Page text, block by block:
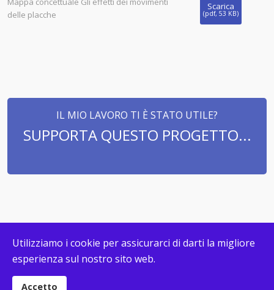
Scarica
(pdf, 53 KB)
delle placche
IL MIO LAVORO TI È STATO UTILE?
SUPPORTA QUESTO PROGETTO...
© COPYRIGHT MAPPECONCETTUALI.ORG 2026. DESIGN &
DEVELOPMENT BY
Utilizziamo i cookie per assicurarci di darti la migliore
esperienza sul nostro sito web.
Accetto